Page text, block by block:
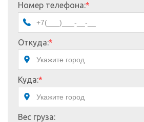
Номер телефона:*
Откуда:*
Куда:*
Вес груза: